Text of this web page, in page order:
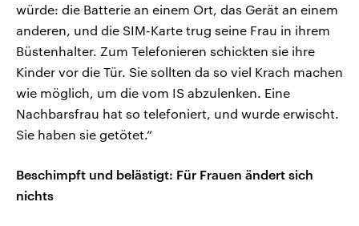
würde: die Batterie an einem Ort, das Gerät an einem
anderen, und die SIM-Karte trug seine Frau in ihrem
Büstenhalter. Zum Telefonieren schickten sie ihre
Kinder vor die Tür. Sie sollten da so viel Krach machen
wie möglich, um die vom IS abzulenken. Eine
Nachbarsfrau hat so telefoniert, und wurde erwischt.
Sie haben sie getötet.“
Beschimpft und belästigt: Für Frauen ändert sich
nichts